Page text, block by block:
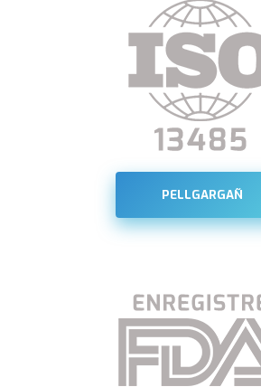
PELLGARGAÑ